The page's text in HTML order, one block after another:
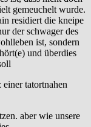
gemeuchelt wurde.
residiert die kneipe
der schwager des
ist, sondern
und überdies
tatortnahen
aber wie unsere